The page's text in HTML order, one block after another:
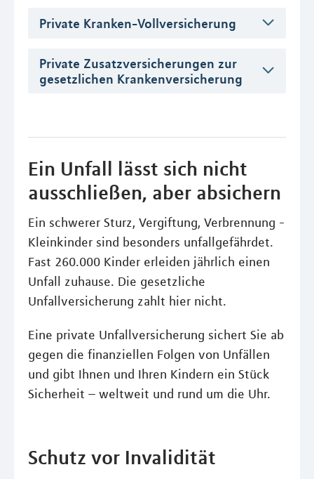
Private Kranken-Vollversicherung
Private Zusatzversicherungen zur
gesetzlichen Krankenversicherung
Ein Unfall lässt sich nicht
ausschließen, aber absichern
Ein schwerer Sturz, Vergiftung, Verbrennung -
Kleinkinder sind besonders unfallgefährdet.
Fast 260.000 Kinder erleiden jährlich einen
Unfall zuhause. Die gesetzliche
Unfallversicherung zahlt hier nicht.
Eine private Unfallversicherung sichert Sie ab
gegen die finanziellen Folgen von Unfällen
und gibt Ihnen und Ihren Kindern ein Stück
Sicherheit – weltweit und rund um die Uhr.
Schutz vor Invalidität